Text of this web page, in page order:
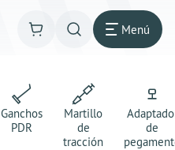
Menú
Ganchos
PDR
Martillo
de
tracción
de